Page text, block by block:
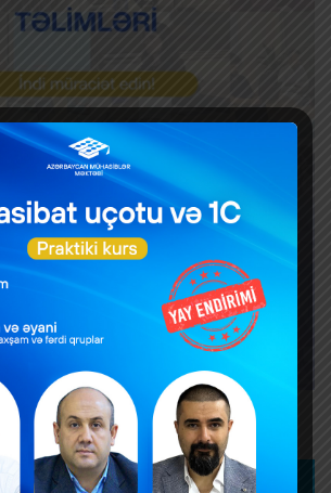
Search